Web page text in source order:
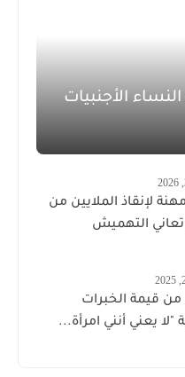
الأجنبيات
مهنة لإنقاذ الملايين من
تعاني التهميش
من قيمة الخبرات
"لا يعني أنني امرأة...